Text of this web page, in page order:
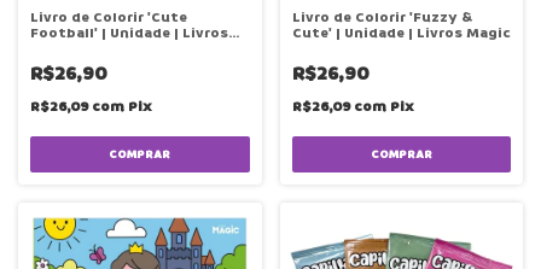
Livro de Colorir 'Cute
Football' | Unidade | Livros
R$26,90
R$26,09com Pix
Livro de Colorir 'Fuzzy &
Cute' | Unidade | Livros Magic
R$26,90
R$26,09com Pix